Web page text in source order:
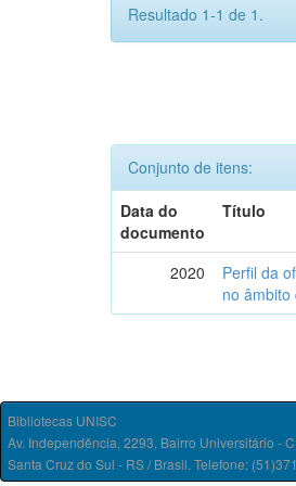
Resultado 1-1 de 1.
Conjunto de itens:
Data do
documento
Título
2020
Perfil da
no âmbito
Bibliotecas UNISC
Av. Independência, 2293, Bairro Universitário -
Santa Cruz do Sul - RS / Brasil. Telefone: